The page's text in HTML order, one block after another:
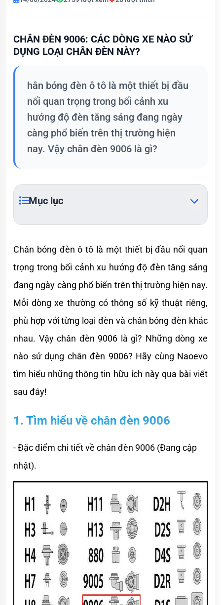
CHÂN ĐÈN 9006: CÁC DÒNG XE NÀO SỬ
DỤNG LOẠI CHÂN ĐÈN NÀY?
hân bóng đèn ô tô là một thiết bị đầu
nối quan trọng trong bối cảnh xu
hướng độ đèn tăng sáng đang ngày
càng phổ biến trên thị trường hiện
nay. Vậy chân đèn 9006 là gì?
Mục lục
Chân bóng đèn ô tô là một thiết bị đầu nối quan
trọng trong bối cảnh xu hướng độ đèn tăng sáng
đang ngày càng phổ biến trên thị trường hiện nay.
Mỗi dòng xe thường có thông số kỹ thuật riêng,
phù hợp với từng loại đèn và chân bóng đèn khác
nhau. Vậy chân đèn 9006 là gì? Những dòng xe
nào sử dụng chân đèn 9006? Hãy cùng Naoevo
tìm hiểu những thông tin hữu ích này qua bài viết
sau đây!
1. Tìm hiểu về chân đèn 9006
- Đặc điểm chi tiết về chân đèn 9006 (Đang cập
nhật).